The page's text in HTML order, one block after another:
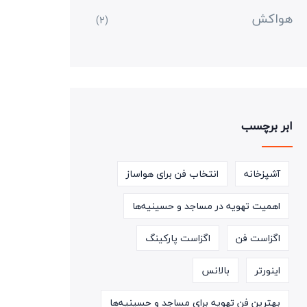
هواکش (2)
ابر برچسب
آشپزخانه
انتخاب فن برای هواساز
اهمیت تهویه در مساجد و حسینیه‌ها
اگزاست فن
اگزاست پارکینگ
اینورتر
بالانس
بهترین فن تهویه برای مساجد و حسینیه‌ها